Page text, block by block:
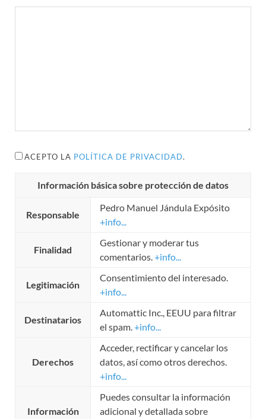
ACEPTO LA POLÍTICA DE PRIVACIDAD.
Información básica sobre protección de datos
Responsable
Pedro Manuel Jándula Expósito
+info...
Finalidad
Gestionar y moderar tus
comentarios.+info...
Legitimación
Consentimiento del interesado.
+info...
Destinatarios
Automattic Inc., EEUU para filtrar
el spam.+info...
Derechos
Acceder, rectificar y cancelar los
datos, así como otros derechos.
+info...
Información
Puedes consultar la información
adicional y detallada sobre